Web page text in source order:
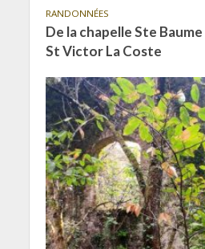
RANDONNÉES
De la chapelle Ste
St Victor La Coste